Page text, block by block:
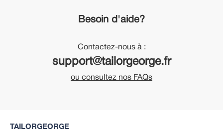
Besoin d'aide?
Contactez-nous à :
support@tailorgeorge.fr
ou consultez nos FAQs
TAILORGEORGE